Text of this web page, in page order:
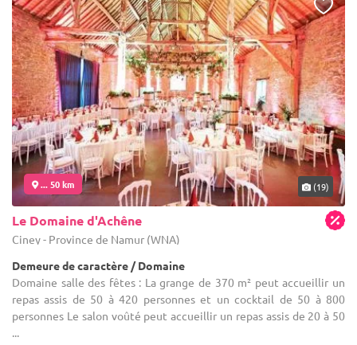
... 50 km (19)
Le Domaine d'Achêne
Ciney - Province de Namur (WNA)
Demeure de caractère / Domaine
Domaine salle des fêtes : La grange de 370 m² peut accueillir un
repas assis de 50 à 420 personnes et un cocktail de 50 à 800
personnes Le salon voûté peut accueillir un repas assis de 20 à 50
...